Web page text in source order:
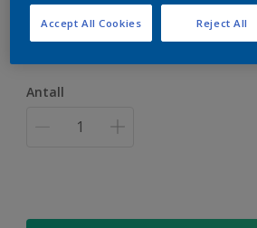
Størrelse
1 stk
Antall
Reject All
Accept All Cookies